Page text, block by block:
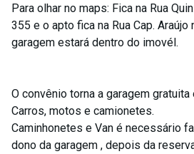
Para olhar no maps: Fica na Rua
355 e o apto fica na Rua Cap. Araújo
garagem estará dentro do imovél.
O convênio torna a garagem
Carros, motos e camionetes.
Caminhonetes e Van é necessário
dono da garagem , depois da